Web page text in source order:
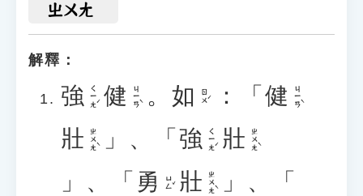
ㄓㄨㄤ
解釋：
強 ㄑㄧㄤˊ 健 ㄐㄧㄢˋ 。 如 ㄖㄨˊ ：「 健 ㄐㄧㄢˋ
壯 ㄓㄨㄤˋ 」、「 強 ㄑㄧㄤˊ 壯 ㄓㄨㄤˋ
」、「 勇 ㄩㄥˇ 壯 ㄓㄨㄤˋ
」、「